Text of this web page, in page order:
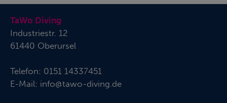
TaWo Diving
Industriestr. 12
61440 Oberursel
Telefon: 0151 14337451
E-Mail: info@tawo-diving.de